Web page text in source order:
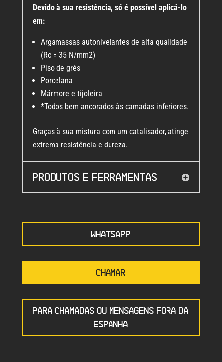
Devido à sua resistência, só é possível aplicá-lo
em:
Argamassas autonivelantes de alta qualidade
(Rc = 35 N/mm2)
Piso de grés
Porcelana
Mármore e tijoleira
*Todos bem ancorados às camadas inferiores.
Graças à sua mistura com um catalisador, atinge
extrema resistência e dureza.
Produtos e ferramentas
WHATSAPP
CHAMAR
PARA CHAMADAS OU MENSAGENS FORA DA
ESPANHA